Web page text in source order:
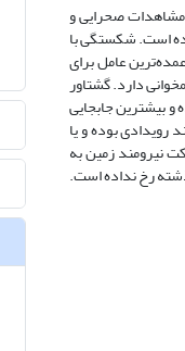
می شود. از مشاهدات صحرایی و
است. شکستگی با
اول رخ داده است و جهت یافتگی، عمده‌ترین عامل برای
دارد. گشتاور
حدود 7 ثانیه و طول شکستگی 20 کیلومتر تعیین شده و بیشترین جابجایی
رویدادی بوده و یا
نیرومند زمین به
رخ نداده است.